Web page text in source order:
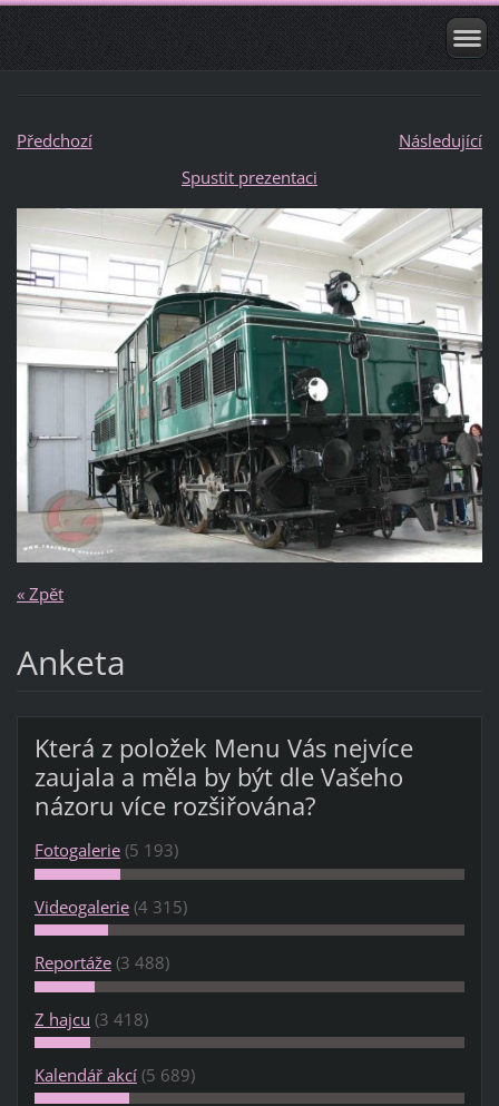
Předchozí
Následující
Spustit prezentaci
« Zpět
Anketa
Která z položek Menu Vás nejvíce
zaujala a měla by být dle Vašeho
názoru více rozšiřována?
Fotogalerie (5 193)
Videogalerie (4 315)
Reportáže (3 488)
Z hajcu (3 418)
Kalendář akcí (5 689)